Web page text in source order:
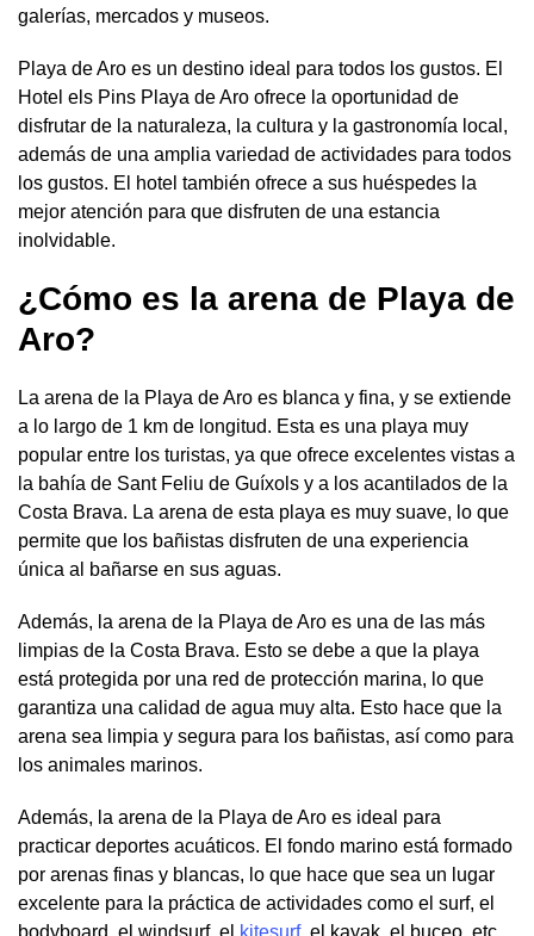
galerías, mercados y museos.
Playa de Aro es un destino ideal para todos los gustos. El
Hotel els Pins Playa de Aro ofrece la oportunidad de
disfrutar de la naturaleza, la cultura y la gastronomía local,
además de una amplia variedad de actividades para todos
los gustos. El hotel también ofrece a sus huéspedes la
mejor atención para que disfruten de una estancia
inolvidable.
¿Cómo es la arena de Playa de
Aro?
La arena de la Playa de Aro es blanca y fina, y se extiende
a lo largo de 1 km de longitud. Esta es una playa muy
popular entre los turistas, ya que ofrece excelentes vistas a
la bahía de Sant Feliu de Guíxols y a los acantilados de la
Costa Brava. La arena de esta playa es muy suave, lo que
permite que los bañistas disfruten de una experiencia
única al bañarse en sus aguas.
Además, la arena de la Playa de Aro es una de las más
limpias de la Costa Brava. Esto se debe a que la playa
está protegida por una red de protección marina, lo que
garantiza una calidad de agua muy alta. Esto hace que la
arena sea limpia y segura para los bañistas, así como para
los animales marinos.
Además, la arena de la Playa de Aro es ideal para
practicar deportes acuáticos. El fondo marino está formado
por arenas finas y blancas, lo que hace que sea un lugar
excelente para la práctica de actividades como el surf, el